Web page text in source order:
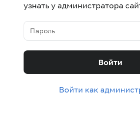
узнать у администратора
Войти
Войти как